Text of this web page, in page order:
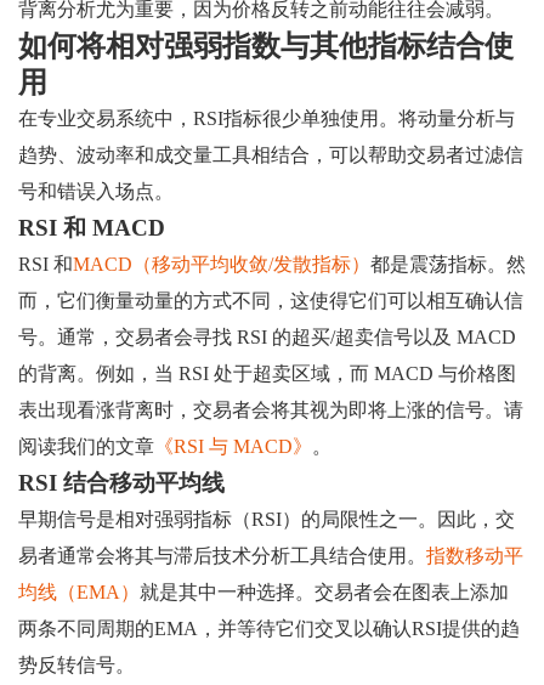
背离分析尤为重要，因为价格反转之前动能往往会减弱。
如何将相对强弱指数与其他指标结合使
用
在专业交易系统中，RSI指标很少单独使用。将动量分析与
趋势、波动率和成交量工具相结合，可以帮助交易者过滤信
号和错误入场点。
RSI 和 MACD
RSI 和MACD（移动平均收敛/发散指标） 都是震荡指标。然
而，它们衡量动量的方式不同，这使得它们可以相互确认信
号。通常，交易者会寻找 RSI 的超买/超卖信号以及 MACD
的背离。例如，当 RSI 处于超卖区域，而 MACD 与价格图
表出现看涨背离时，交易者会将其视为即将上涨的信号。请
阅读我们的文章 《RSI 与 MACD》 。
RSI 结合移动平均线
早期信号是相对强弱指标（RSI）的局限性之一。因此，交
易者通常会将其与滞后技术分析工具结合使用。 指数移动平
均线（EMA） 就是其中一种选择。交易者会在图表上添加
两条不同周期的EMA，并等待它们交叉以确认RSI提供的趋
势反转信号。